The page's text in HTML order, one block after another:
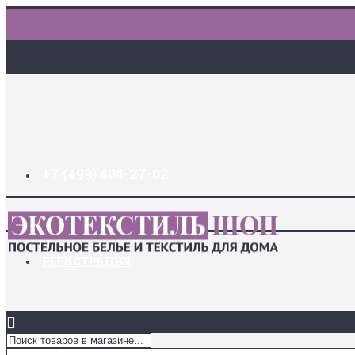
ДОСТАВКА И ОПЛАТА
ЗАКЛАДКИ (0)
ЛОГИН